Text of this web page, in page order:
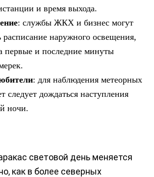
и время выхода.
: службы ЖКХ и бизнес могут
расписание наружного освещения,
первые и последние минуты
: для наблюдения метеорных
следует дождаться наступления
ночи.
световой день меняется
как в более северных